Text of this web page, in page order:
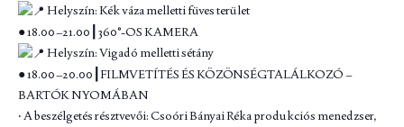
Helyszín: Kék váza melletti füves terület
● 18.00–21.00┃360°-OS KAMERA
Helyszín: Vigadó melletti sétány
● 18.00–20.00┃FILMVETÍTÉS ÉS KÖZÖNSÉGTALÁLKOZÓ –
BARTÓK NYOMÁBAN
‧ A beszélgetés résztvevői: Csoóri Bányai Réka produkciós menedzser,